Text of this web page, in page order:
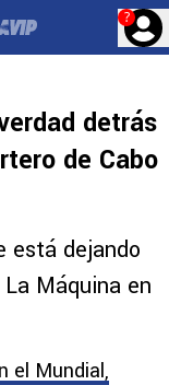
?
detrás
de Cabo
está dejando
Máquina en
el Mundial,